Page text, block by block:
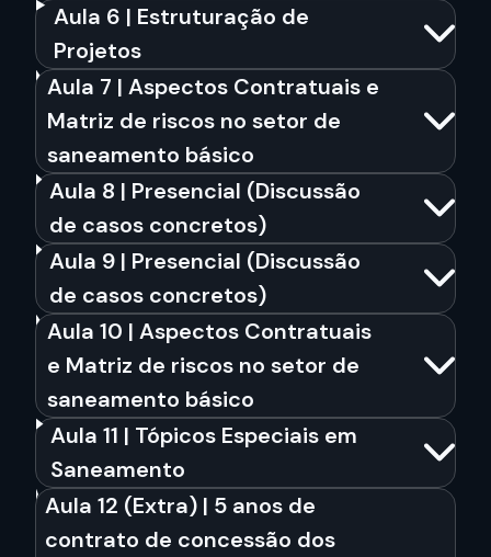
Aula 6 | Estruturação de
Projetos
Aula 7 | Aspectos Contratuais e
Matriz de riscos no setor de
saneamento básico
Aula 8 | Presencial (Discussão
de casos concretos)
Aula 9 | Presencial (Discussão
de casos concretos)
Aula 10 | Aspectos Contratuais
e Matriz de riscos no setor de
saneamento básico
Aula 11 | Tópicos Especiais em
Saneamento
Aula 12 (Extra) | 5 anos de
contrato de concessão dos